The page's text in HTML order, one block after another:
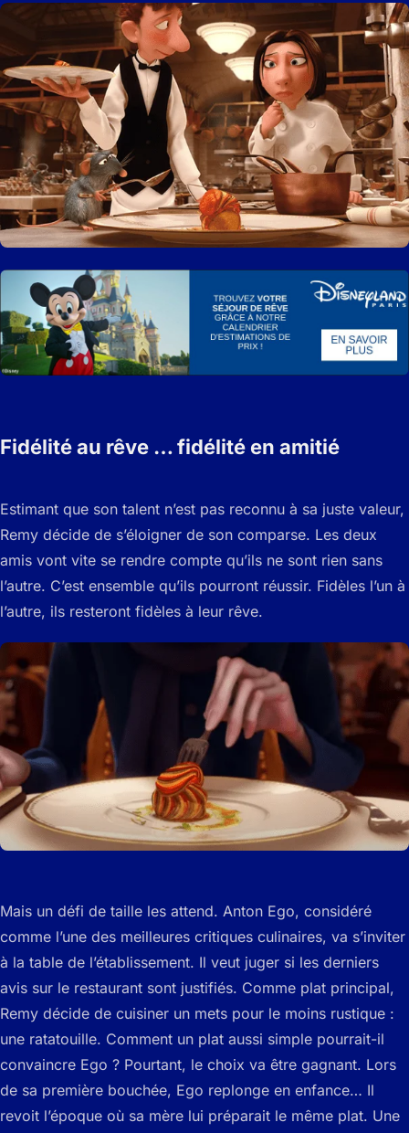
Fidélité au rêve … fidélité en amitié
Estimant que son talent n’est pas reconnu à sa juste valeur,
Remy décide de s’éloigner de son comparse. Les deux
amis vont vite se rendre compte qu’ils ne sont rien sans
l’autre. C’est ensemble qu’ils pourront réussir. Fidèles l’un à
l’autre, ils resteront fidèles à leur rêve.
Mais un défi de taille les attend. Anton Ego, considéré
comme l’une des meilleures critiques culinaires, va s’inviter
à la table de l’établissement. Il veut juger si les derniers
avis sur le restaurant sont justifiés. Comme plat principal,
Remy décide de cuisiner un mets pour le moins rustique :
une ratatouille. Comment un plat aussi simple pourrait-il
convaincre Ego ? Pourtant, le choix va être gagnant. Lors
de sa première bouchée, Ego replonge en enfance… Il
revoit l’époque où sa mère lui préparait le même plat. Une